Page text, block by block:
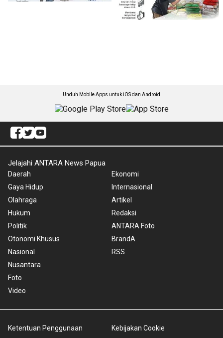
Unduh Mobile Apps untuk iOS dan Android
Jelajahi ANTARA News Papua
Daerah
Gaya Hidup
Olahraga
Hukum
Politik
Otonomi Khusus
Nasional
Nusantara
Foto
Video
Ekonomi
Internasional
Artikel
Redaksi
ANTARA Foto
BrandA
RSS
Ketentuan Penggunaan
Kebijakan Cookie